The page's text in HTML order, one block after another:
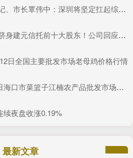
伟中：深圳将坚定扛起综合改革试点主体责任
托前十大股东！公司回应不分红与未来盈利点
日全国主要批发市场老母鸡价格行情
篮子江楠农产品批发市场有限公司价格行情
续夜盘收涨0.19%
最新文章